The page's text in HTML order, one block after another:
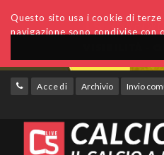
Questo sito usa i cookie di
navigazione sono condivise
Accedi Archivio Invio